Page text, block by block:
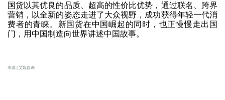
国货以其优良的品质、超高的性价比优势，通过联名、跨界
营销，以全新的姿态走进了大众视野，成功获得年轻一代消
费者的青睐。新国货在中国崛起的同时，也正慢慢走出国
门，用中国制造向世界讲述中国故事。
来源 | 艾媒咨询